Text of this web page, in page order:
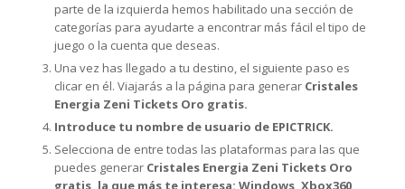
parte de la izquierda hemos habilitado una sección de
categorías para ayudarte a encontrar más fácil el tipo de
juego o la cuenta que deseas.
Una vez has llegado a tu destino, el siguiente paso es
clicar en él. Viajarás a la página para generar Cristales
Energia Zeni Tickets Oro gratis.
Introduce tu nombre de usuario de EPICTRICK.
Selecciona de entre todas las plataformas para las que
puedes generar Cristales Energia Zeni Tickets Oro
gratis, la que más te interesa: Windows, Xbox360,